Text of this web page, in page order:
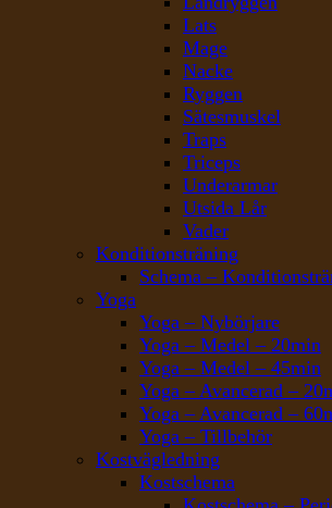
Lats
Mage
Nacke
Ryggen
Sätesmuskel
Traps
Triceps
Underarmar
Utsida Lår
Vader
Konditionsträning
Schema –
Yoga
Yoga – Nybörjare
Yoga – Medel – 20min
Yoga – Medel – 45min
Yoga – Avancerad –
Yoga – Avancerad –
Yoga – Tillbehör
Kostvägledning
Kostschema